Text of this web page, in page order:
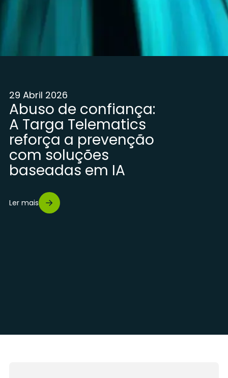
29 Abril 2026
Abuso de confiança:
A Targa Telematics
reforça a prevenção
com soluções
baseadas em IA
Ler mais